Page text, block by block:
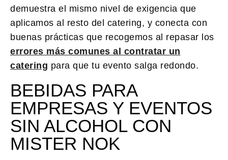
demuestra el mismo nivel de exigencia que
aplicamos al resto del catering, y conecta con
buenas prácticas que recogemos al repasar los
errores más comunes al contratar un
catering para que tu evento salga redondo.
BEBIDAS PARA
EMPRESAS Y EVENTOS
SIN ALCOHOL CON
MISTER NOK